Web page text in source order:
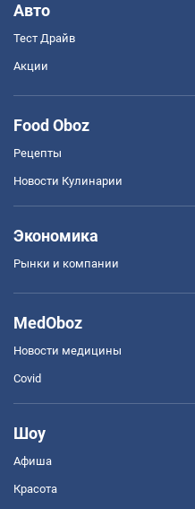
Авто
Тест Драйв
Акции
Food Oboz
Рецепты
Новости Кулинарии
Экономика
Рынки и компании
MedOboz
Новости медицины
Covid
Шоу
Афиша
Красота